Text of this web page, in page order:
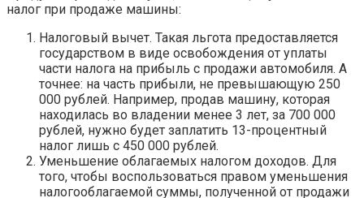
налог при продаже машины:
Налоговый вычет. Такая льгота предоставляется
государством в виде освобождения от уплаты
части налога на прибыль с продажи автомобиля. А
точнее: на часть прибыли, не превышающую 250
000 рублей. Например, продав машину, которая
находилась во владении менее 3 лет, за 700 000
рублей, нужно будет заплатить 13-процентный
налог лишь с 450 000 рублей.
Уменьшение облагаемых налогом доходов. Для
того, чтобы воспользоваться правом уменьшения
налогооблагаемой суммы, полученной от продажи